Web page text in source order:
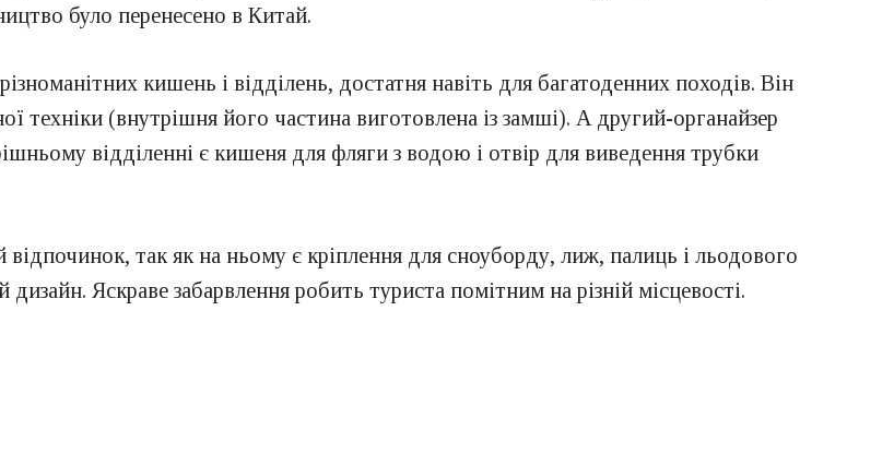
було перенесено в Китай.
кишень і відділень, достатня навіть для багатоденних походів. Він
техніки (внутрішня його частина виготовлена із замші). А другий-органайзер
відділенні є кишеня для фляги з водою і отвір для виведення трубки
так як на ньому є кріплення для сноуборду, лиж, палиць і льодового
Яскраве забарвлення робить туриста помітним на різній місцевості.